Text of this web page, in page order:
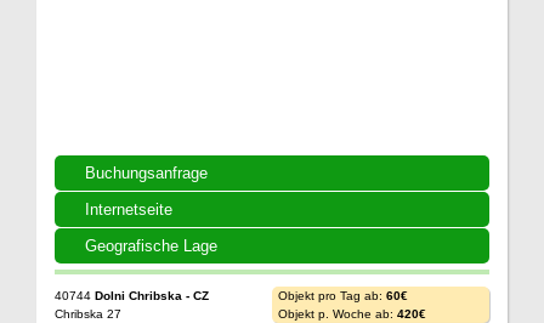
Buchungsanfrage
Internetseite
Geografische Lage
40744 Dolni Chribska - CZ
Chribska 27
Objekt pro Tag ab: 60€
Objekt p. Woche ab: 420€